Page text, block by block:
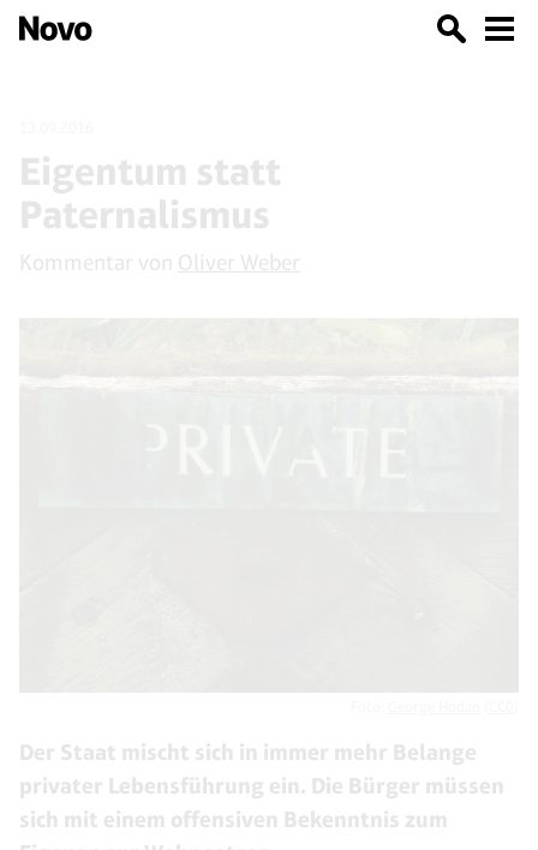
Eigentum statt
Paternalismus
Kommentar von Oliver Weber
Der Staat mischt sich in immer mehr Belange
privater Lebensführung ein. Die Bürger müssen
sich mit einem offensiven Bekenntnis zum